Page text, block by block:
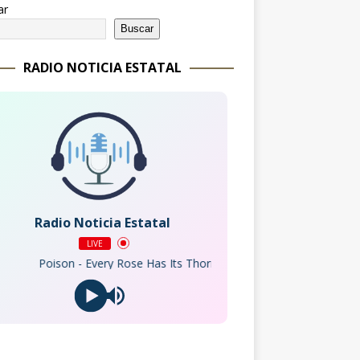
Buscar
RADIO NOTICIA ESTATAL
Radio Noticia Estatal
LIVE
- Every Rose Has Its Thorn (2003 Remaster)